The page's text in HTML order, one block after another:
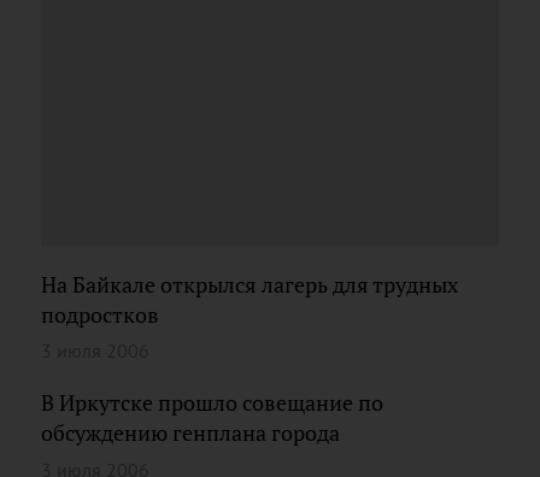
На Байкале открылся лагерь для трудных
подростков
В Иркутске прошло совещание по
обсуждению генплана города